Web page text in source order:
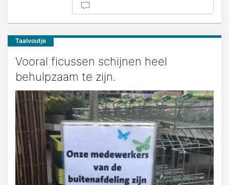
Taalvoutje
Vooral ficussen schijnen heel
behulpzaam te zijn.